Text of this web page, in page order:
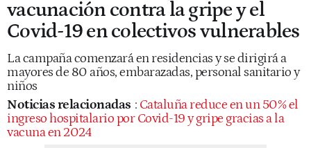
vacunación contra la gripe y el
Covid-19 en colectivos vulnerables
La campaña comenzará en residencias y se dirigirá a
mayores de 80 años, embarazadas, personal sanitario y
niños
Noticias relacionadas : Cataluña reduce en un 50% el
ingreso hospitalario por Covid-19 y gripe gracias a la
vacuna en 2024